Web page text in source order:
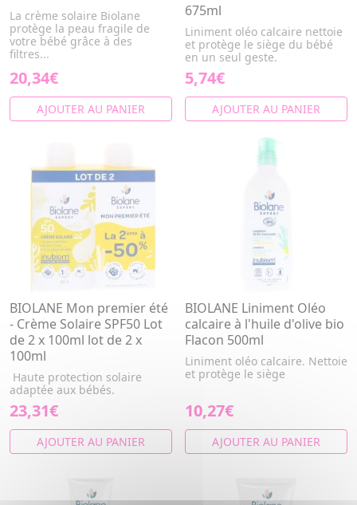
La crème solaire Biolane
protège la peau fragile de
votre bébé grâce à des
filtres...
20,34€
AJOUTER AU PANIER
675ml
Liniment oléo calcaire nettoie
et protège le siège du bébé
en un seul geste.
5,74€
AJOUTER AU PANIER
BIOLANE Mon premier été
- Crème Solaire SPF50 Lot
de 2 x 100ml lot de 2 x
100ml
Haute protection solaire
adaptée aux bébés.
23,31€
AJOUTER AU PANIER
BIOLANE Liniment Oléo
calcaire à l'huile d'olive bio
Flacon 500ml
Liniment oléo calcaire. Nettoie
et protège le siège
10,27€
AJOUTER AU PANIER